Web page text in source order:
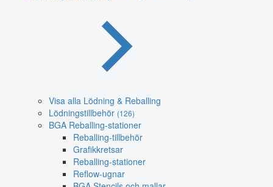
Visa alla Lödning & Reballing
Lödningstillbehör (126)
BGA Reballing-stationer
Reballing-tillbehör
Grafikkretsar
Reballing-stationer
Reflow-ugnar